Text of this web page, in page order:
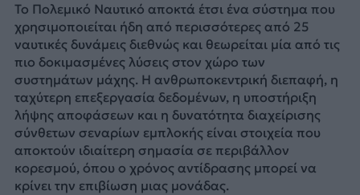
Το Πολεμικό Ναυτικό αποκτά έτσι ένα σύστημα που
χρησιμοποιείται ήδη από περισσότερες από 25
ναυτικές δυνάμεις διεθνώς και θεωρείται μία από τις
πιο δοκιμασμένες λύσεις στον χώρο των
συστημάτων μάχης. Η ανθρωποκεντρική διεπαφή, η
ταχύτερη επεξεργασία δεδομένων, η υποστήριξη
λήψης αποφάσεων και η δυνατότητα διαχείρισης
σύνθετων σεναρίων εμπλοκής είναι στοιχεία που
αποκτούν ιδιαίτερη σημασία σε περιβάλλον
κορεσμού, όπου ο χρόνος αντίδρασης μπορεί να
κρίνει την επιβίωση μιας μονάδας.